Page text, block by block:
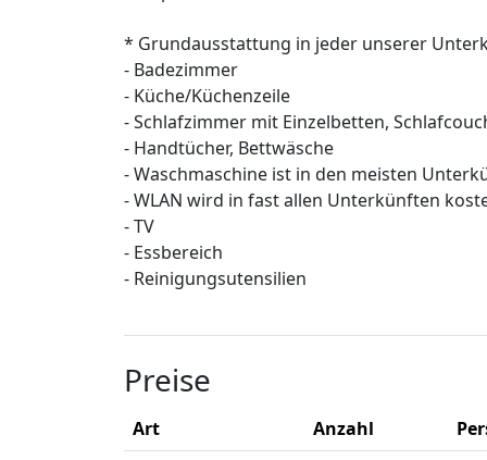
* Grundausstattung in jeder unserer
- Badezimmer
- Küche/Küchenzeile
- Schlafzimmer mit Einzelbetten,
- Handtücher, Bettwäsche
- Waschmaschine ist in den meisten
- WLAN wird in fast allen Unterkünften
- TV
- Essbereich
- Reinigungsutensilien
Preise
Art Anzahl